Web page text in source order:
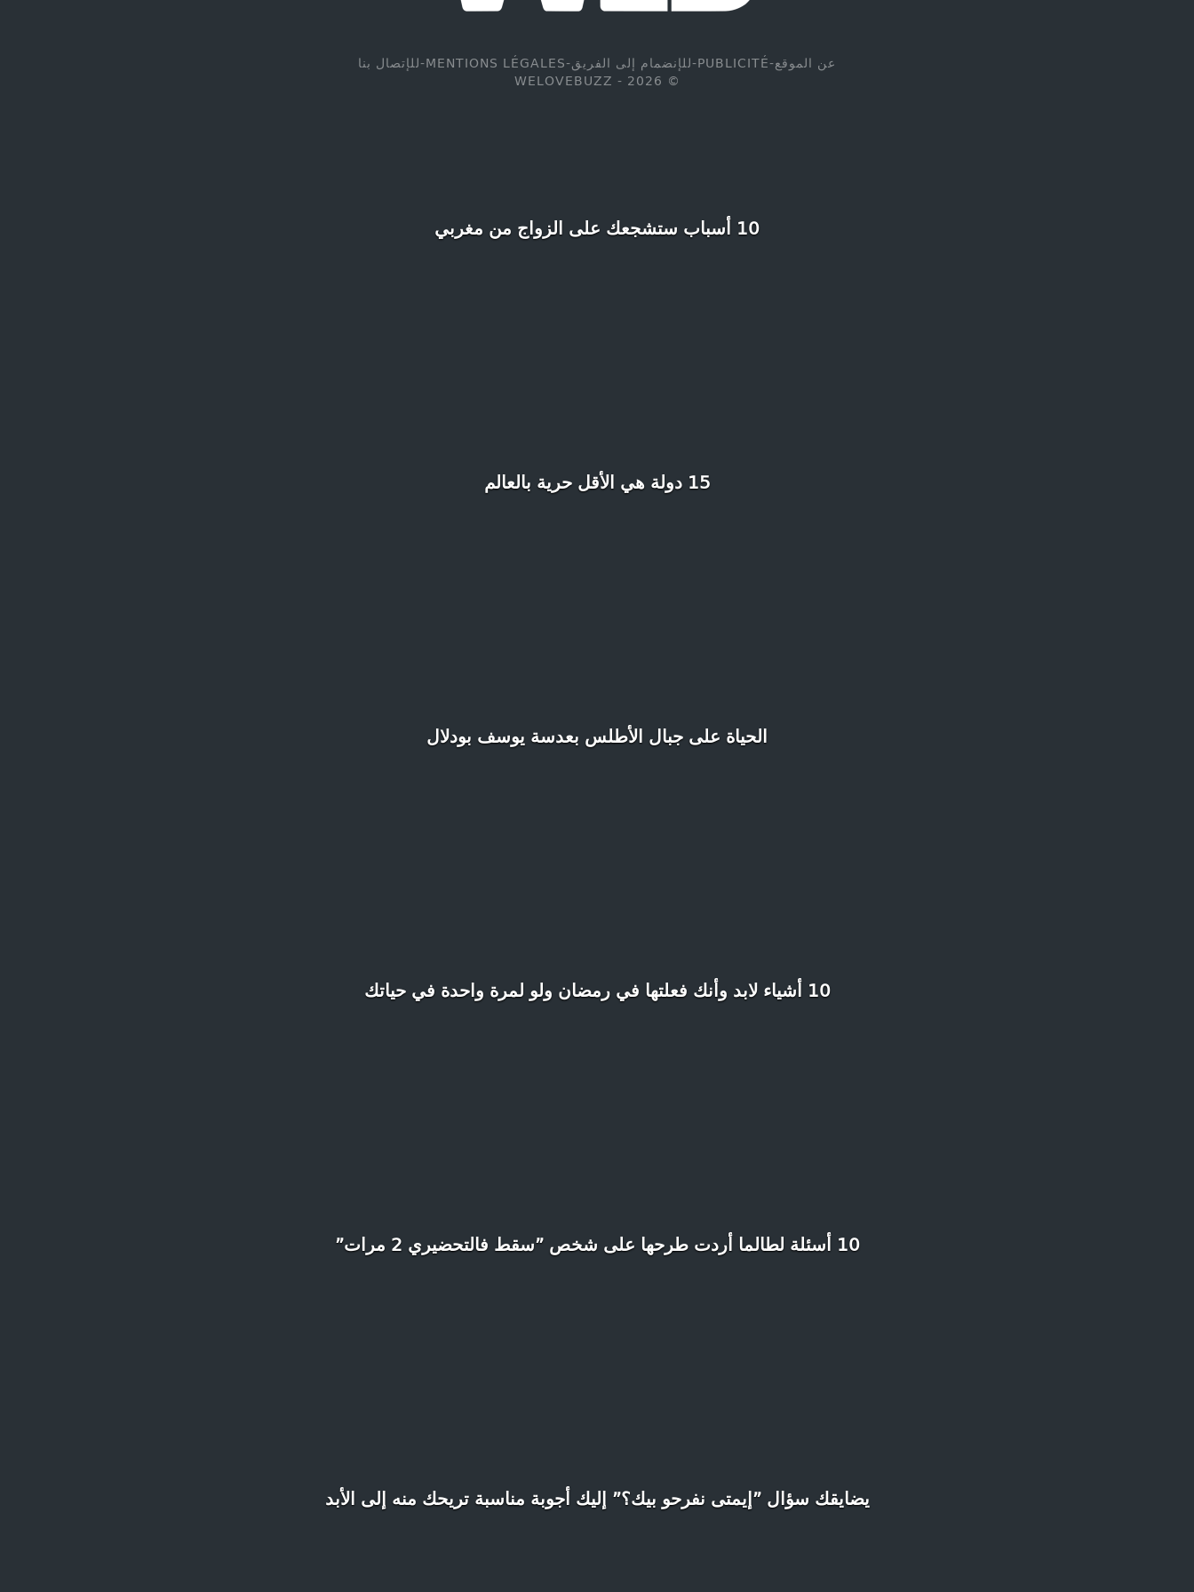
10 أسباب ستشجعك على الزواج من مغربي
15 دولة هي الأقل حرية بالعالم
الحياة على جبال الأطلس بعدسة يوسف بودلال
10 أشياء لابد وأنك فعلتها في رمضان ولو لمرة واحدة في حياتك
10 أسئلة لطالما أردت طرحها على شخص ”سقط فالتحضيري 2 مرات”
يضايقك سؤال ”إيمتى نفرحو بيك؟” إليك أجوبة مناسبة تريحك منه إلى الأبد
عن الموقع-
PUBLICITÉ
-للإنضمام إلى الفريق-
MENTIONS LÉGALES
-للإتصال بنا
© WELOVEBUZZ - 2026